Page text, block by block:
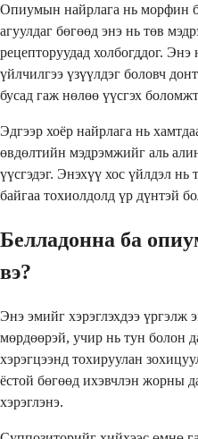
Опиумын найрлага нь морфин
агуулдаг бөгөөд энэ нь төв
рецепторуудад холбогддог.
үйлчилгээ үзүүлдэг боловч
бусад гаж нөлөө үүсгэх
Эдгээр хоёр найрлага нь
өвдөлтийн мэдрэмжийг аль
үүсгэдэг. Энэхүү хос үйлдэл нь
байгаа тохиолдолд үр дүнтэй
Белладонна ба
вэ?
Энэ эмийг хэрэглэхдээ үргэлж
мөрдөөрэй, учир нь тун болон
хэрэгцээнд тохируулан
ёстой бөгөөд ихэвчлэн жорны
хэрэглэнэ.